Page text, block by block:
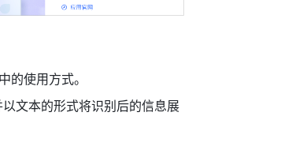
的使用方式。
文本的形式将识别后的信息展